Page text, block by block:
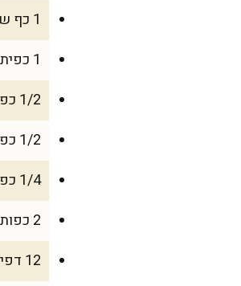
1 כף שמן שומשום (15 מ"ל)
1 כפית פפריקה מתוקה
1/2 כפית כמון
1/2 כפית מלח (או לפי טעם)
1/4 כפית פלפל שחור
2 כפות כוסברה קצוצה או פטרוזיליה קצוצה
12 דפי אורז עגולים בקוטר 22 ס"מ